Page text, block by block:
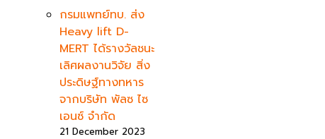
กรมแพทย์ทบ. ส่ง
Heavy lift D-
MERT ได้รางวัลชนะ
เลิศผลงานวิจัย สิ่ง
ประดิษฐ์ทางทหาร
จากบริษัท พัลซ ไซ
เอนซ์ จำกัด
21 December 2023